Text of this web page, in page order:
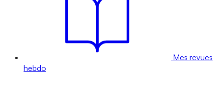
Mes revues
hebdo